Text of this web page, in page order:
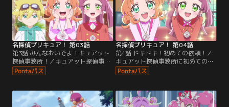
名探偵プリキュア！ 第03話
第3話 みんなおいでよ！キュアット
探偵事務所！／キュアット探偵事務
所での共同生活が始まり、掃除や片
付けに追われるあんなたち。インテ
先で、お店のシンボルが消えてしま
う事件に遭遇する。
名探偵プリキュア！ 第04話
第4話 ドキドキ！初めての依頼！／
キュアット探偵事務所に初めての依
頼人がやってくる。駅前で誰かのも
のと入れ違いになってしまったらし
が、そこに怪盗団ファントムがあら
われる。